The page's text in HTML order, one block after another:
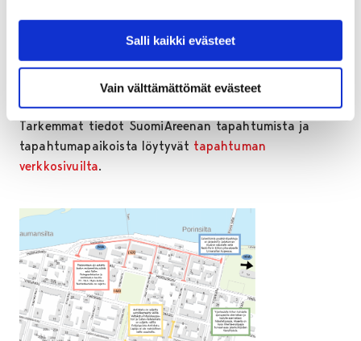
Salli kaikki evästeet
Vain välttämättömät evästeet
tapahtumasuunnittelijaKatarina Laine.
kello 16, ja kadut avataan liikenteelle mahdollisimman
pian purkutöiden valmistuttua.
Tarkemmat tiedot SuomiAreenan tapahtumista ja
tapahtumapaikoista löytyvät tapahtuman
verkkosivuilta.